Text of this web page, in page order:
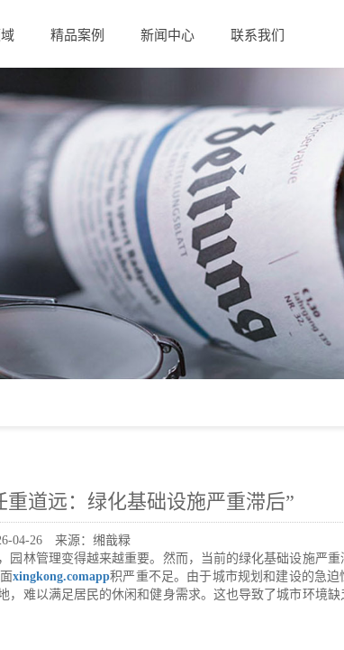
精品案例 新闻中心 联系我们
重道远：绿化基础设施严重滞后”
04-26来源：缃戠粶
林管理变得越来越重要。然而，当前的绿化基础设施严重
xingkong.comapp积严重不足。由于城市规划和建设的急迫
难以满足居民的休闲和健身需求。这也导致了城市环境